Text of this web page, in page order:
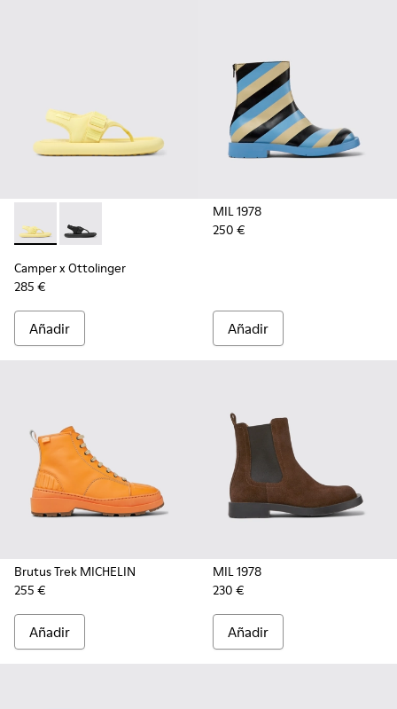
Camper x Ottolinger - K201563-001 - Sandalias amarillas
Camper x Ottolinger - K201563-002 - Sandalias
Camper x Ottolinger
285 €
Añadir
MIL 1978
250 €
Añadir
Brutus Trek MICHELIN
255 €
Añadir
MIL 1978
230 €
Añadir